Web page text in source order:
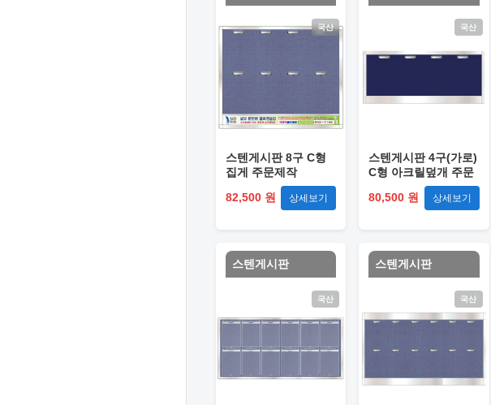
국산
스텐게시판 8구 C형
집게 주문제작
82,500 원
상세보기
국산
스텐게시판 4구(가로)
C형 아크릴덮개 주문
80,500 원
상세보기
스텐게시판
국산
스텐게시판
국산